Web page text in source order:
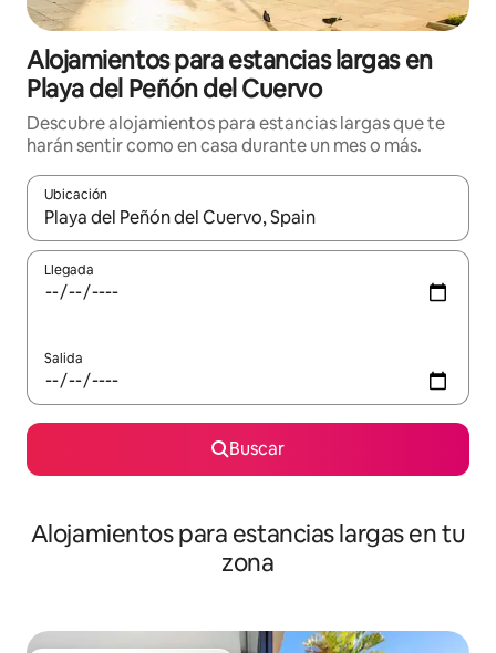
Alojamientos para estancias largas en
Playa del Peñón del Cuervo
Descubre alojamientos para estancias largas que te
harán sentir como en casa durante un mes o más.
Ubicación
Cuando los resultados estén disponibles, podrás navegar
Llegada
Salida
Buscar
Alojamientos para estancias largas en tu
zona